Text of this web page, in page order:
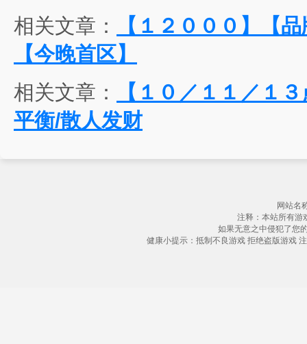
相关文章：
【１２０００】【
【今晚首区】
相关文章：
【１０／１１／１
平衡/散人发财
网站名
注释：本站所有游
如果无意之中侵犯了您
健康小提示：抵制不良游戏 拒绝盗版游戏